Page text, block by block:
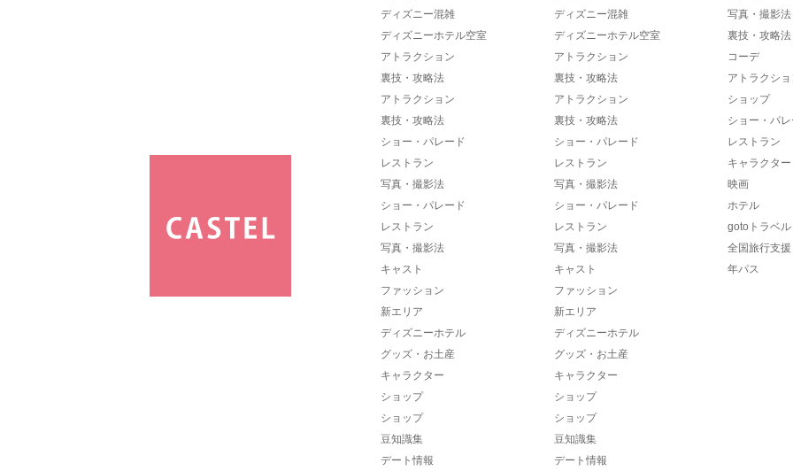
ディズニー混雑
ディズニーホテル空室
アトラクション
裏技・攻略法
アトラクション
裏技・攻略法
ショー・パレード
レストラン
写真・撮影法
ショー・パレード
レストラン
写真・撮影法
キャスト
ファッション
新エリア
ディズニーホテル
グッズ・お土産
キャラクター
ショップ
ショップ
豆知識集
デート情報
ディズニー混雑
ディズニーホテル空室
アトラクション
裏技・攻略法
アトラクション
裏技・攻略法
ショー・パレード
レストラン
写真・撮影法
ショー・パレード
レストラン
写真・撮影法
キャスト
ファッション
新エリア
ディズニーホテル
グッズ・お土産
キャラクター
ショップ
ショップ
豆知識集
デート情報
写真・撮影法
裏技・攻略法
コーデ
アトラクシ
ショップ
ショー・パ
レストラン
キャラクター
映画
ホテル
gotoトラベル
全国旅行支援
年パス